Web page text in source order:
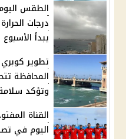
درجات
يبدأ
تطوير
المحافظة
وتؤكد
القناة
اليوم في